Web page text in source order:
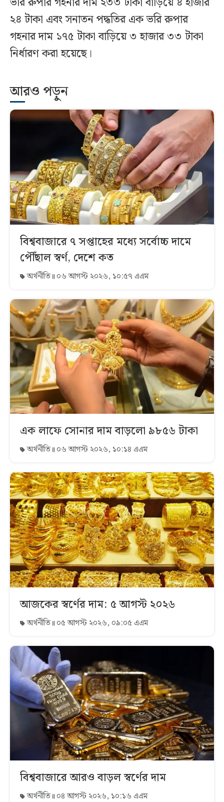
২৪ টাকা এবং সনাতন পদ্ধতির এক ভরি রুপার
গহনার দাম ১৭৫ টাকা বাড়িয়ে ৩ হাজার ৩৩ টাকা
নির্ধারণ করা হয়েছে।
আরও পড়ুন
বিশ্ববাজারে ৭ সপ্তাহের মধ্যে সর্বোচ্চ দামে
পৌঁছাল স্বর্ণ, দেশে কত
অর্থনীতি ০৬ আগস্ট ২০২৬, ১০:৫৭ এএম
এক লাফে সোনার দাম বাড়লো ৯৮৫৬ টাকা
অর্থনীতি ০৬ আগস্ট ২০২৬, ১০:১৪ এএম
আজকের স্বর্ণের দাম: ৫ আগস্ট ২০২৬
অর্থনীতি ০৫ আগস্ট ২০২৬, ০৯:০৫ এএম
বিশ্ববাজারে আরও বাড়ল স্বর্ণের দাম
অর্থনীতি ০৪ আগস্ট ২০২৬, ১০:১৬ এএম